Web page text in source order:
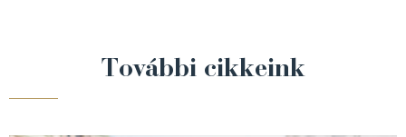
További cikkeink